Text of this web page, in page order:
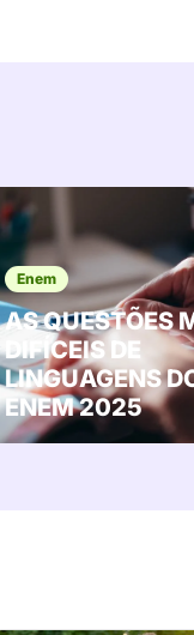
Enem
AS QUESTÕES
DIFÍCEIS DE
LINGUAGENS
ENEM 2025